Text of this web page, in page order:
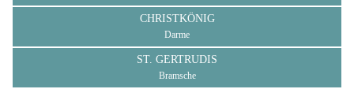
CHRISTKÖNIG
Darme
ST. GERTRUDIS
Bramsche